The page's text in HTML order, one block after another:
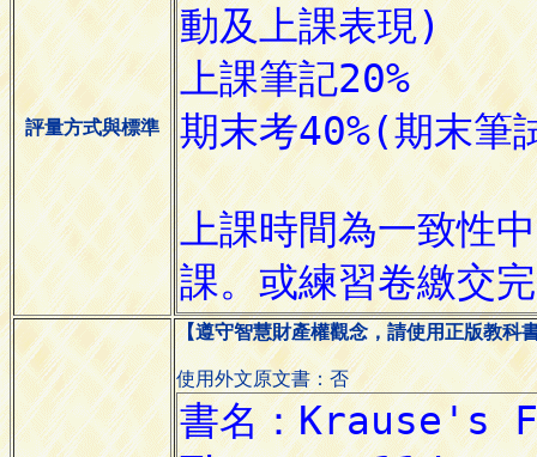
評量方式與標準
【遵守智慧財產權觀念，請使用正版教科
使用外文原文書：否